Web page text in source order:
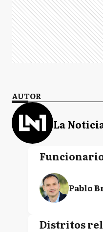
AUTOR
La
Pablo
Distritos